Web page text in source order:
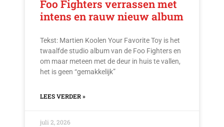
Foo Fighters verrassen met
intens en rauw nieuw album
Tekst: Martien Koolen Your Favorite Toy is het
twaalfde studio album van de Foo Fighters en
om maar meteen met de deur in huis te vallen,
het is geen “gemakkelijk”
LEES VERDER »
juli 2, 2026